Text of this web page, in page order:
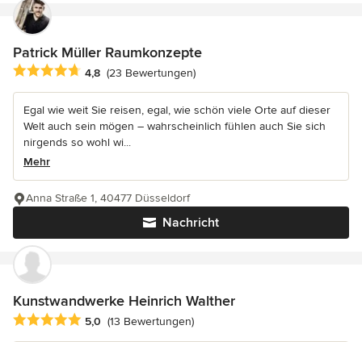
Patrick Müller Raumkonzepte
Durchschnittliche Bewertung: 4.8 von 5 Sternen
4,8 (23 Bewertungen)
Egal wie weit Sie reisen, egal, wie schön viele Orte auf dieser
Welt auch sein mögen – wahrscheinlich fühlen auch Sie sich
nirgends so wohl wi...
Mehr
Nachricht
Anna Straße 1, 40477 Düsseldorf
Kunstwandwerke Heinrich Walther
Durchschnittliche Bewertung: 5 von 5 Sternen
5,0 (13 Bewertungen)